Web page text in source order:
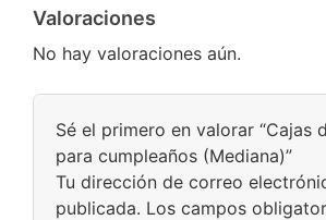
Valoraciones
No hay valoraciones aún.
Sé el primero en valorar “Cajas
para cumpleaños (Mediana)”
Tu dirección de correo
publicada. Los campos